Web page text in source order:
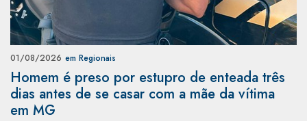
01/08/2026 em Regionais
Homem é preso por estupro de enteada três
dias antes de se casar com a mãe da vítima
em MG